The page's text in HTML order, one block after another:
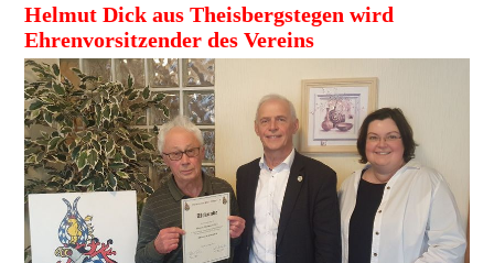
Helmut Dick aus Theisbergstegen wird
Ehrenvorsitzender des Vereins